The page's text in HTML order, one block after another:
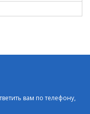
вам по телефону,